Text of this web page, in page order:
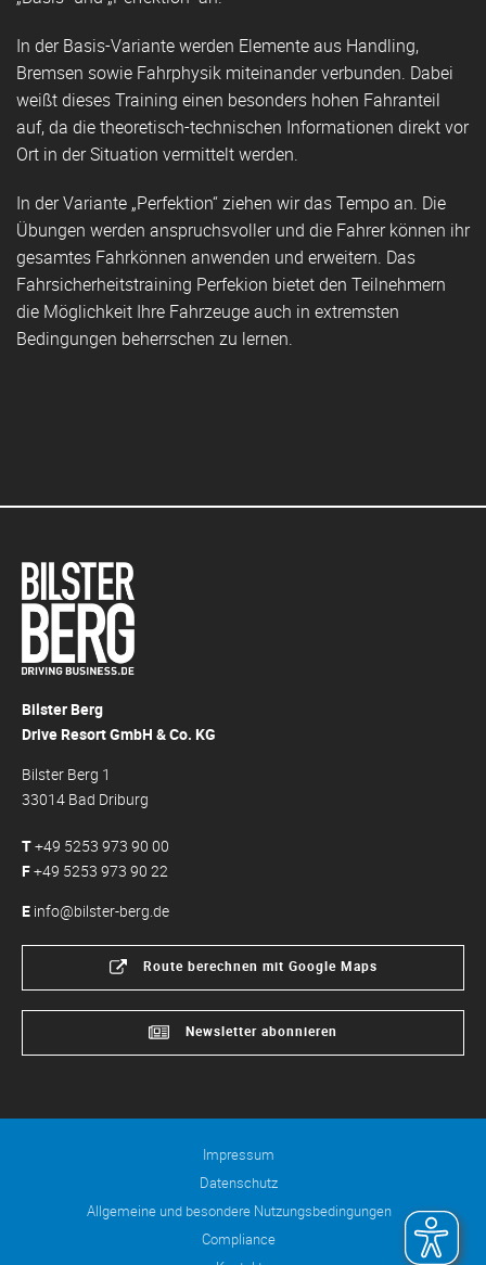
In derBasis-Variantewerden Elemente aus Handling,
Bremsen sowie Fahrphysik miteinander verbunden. Dabei
weißt dieses Training einen besonders hohen Fahranteil
auf, da die theoretisch-technischen Informationen direkt vor
Ort in der Situation vermittelt werden.
In der Variante „Perfektion“ ziehen wir das Tempo an. Die
Übungen werden anspruchsvoller und die Fahrer können ihr
gesamtes Fahrkönnen anwenden und erweitern. Das
Fahrsicherheitstraining Perfekion bietet den Teilnehmern
die Möglichkeit Ihre Fahrzeuge auch in extremsten
Bedingungen beherrschen zu lernen.
Bilster Berg
Drive Resort GmbH & Co. KG
Bilster Berg 1
33014 Bad Driburg
T+49 5253 973 90 00
F+49 5253 973 90 22
E info@bilster-berg.de
Route berechnen mit Google Maps
Newsletter abonnieren
Impressum
Datenschutz
Allgemeine und besondere Nutzungsbedingungen
Compliance